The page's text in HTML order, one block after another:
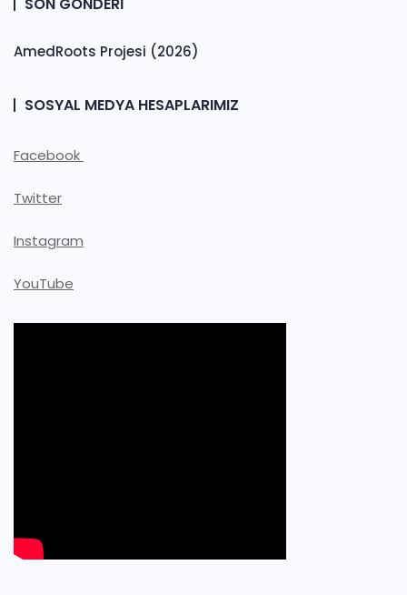
SON GÖNDERI
AmedRoots Projesi (2026)
SOSYAL MEDYA HESAPLARIMIZ
Facebook
Twitter
Instagram
YouTube